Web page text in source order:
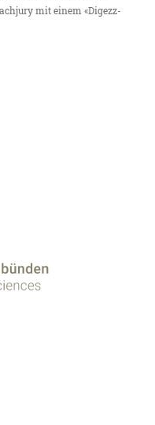
mit einem «Digezz-